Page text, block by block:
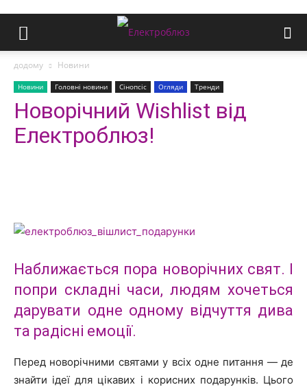
додому Новини
Новини Головні новини Сінопсіс Огляди Тренди
Новорічний Wishlist від
Електроблюз!
Наближається пора новорічних свят. І
попри складні часи, людям хочеться
дарувати одне одному відчуття дива
та радісні емоції.
Перед новорічними святами у всіх одне питання — де
знайти ідеї для цікавих і корисних подарунків. Цього